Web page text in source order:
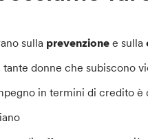
sulla prevenzionee sulla
tante donne che subiscono
in termini di credito è